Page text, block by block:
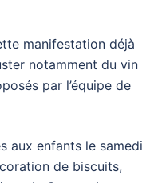
manifestation déjà
notamment du vin
par l’équipe de
aux enfants le samedi
de biscuits,